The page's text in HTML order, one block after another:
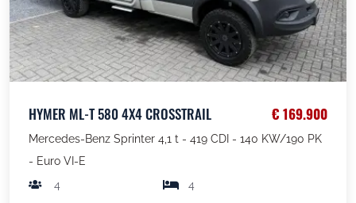
HYMER ML-T 580 4X4 CROSSTRAIL € 169.900
Mercedes-Benz Sprinter 4,1 t - 419 CDI - 140 KW/190 PK
- Euro VI-E
4
4